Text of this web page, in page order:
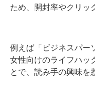
ため、開封率やクリッ
例えば「ビジネスパー
女性向けのライフハッ
とで、読み手の興味を